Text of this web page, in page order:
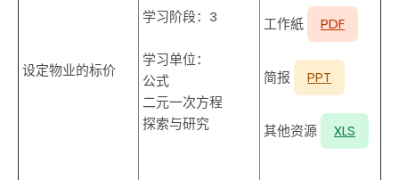
设定物业的标价
学习阶段：3
学习单位：
公式
二元一次方程
探索与研究
工作紙 PDF
简报 PPT
其他资源 XLS